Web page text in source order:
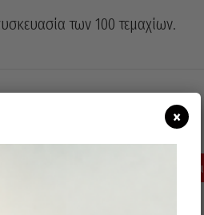
των 100 τεμαχίων.
Προσθήκη Στο Καλάθι
×